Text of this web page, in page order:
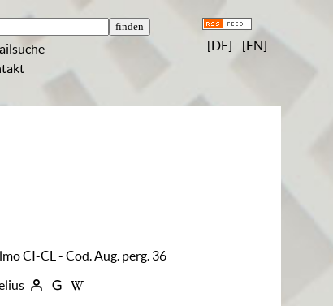
[DE] [EN]
CI-CL - Cod. Aug. perg. 36